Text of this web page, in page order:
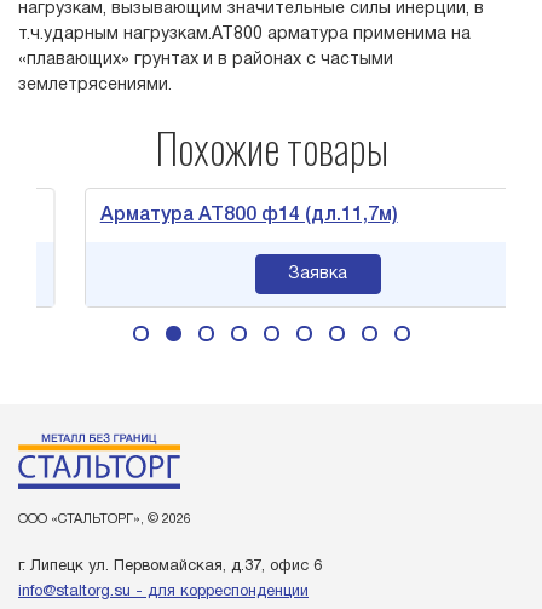
нагрузкам, вызывающим значительные силы инерции, в
т.ч.ударным нагрузкам.АТ800 арматура применима на
«плавающих» грунтах и в районах с частыми
землетрясениями.
Похожие товары
Арматура АТ800 ф14 (дл.11,7м)
Заявка
ООО «СТАЛЬТОРГ», © 2026
г. Липецк ул. Первомайская, д.37, офис 6
info@staltorg.su - для корреспонденции